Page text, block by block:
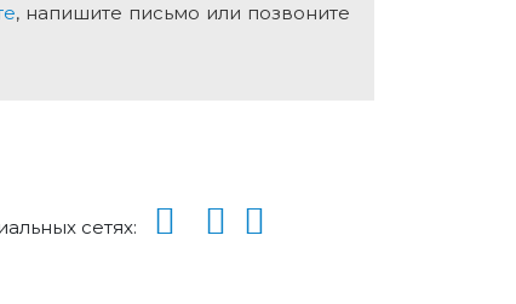
, напишите письмо или позвоните
сетях: